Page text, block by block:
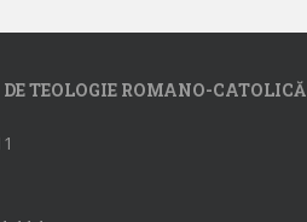
TEOLOGIE ROMANO-CATOLICĂ